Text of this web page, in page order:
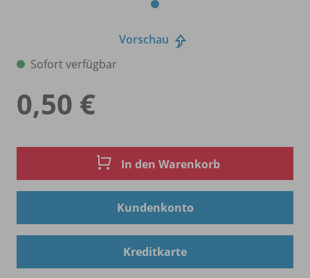
Vorschau
Sofort verfügbar
0,50 €
In den Warenkorb
Kundenkonto
Kreditkarte